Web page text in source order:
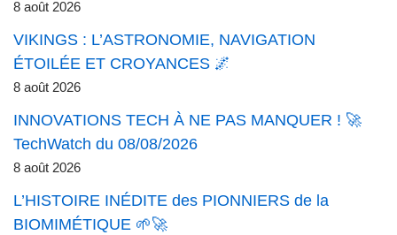
8 août 2026
VIKINGS : L’ASTRONOMIE, NAVIGATION
ÉTOILÉE ET CROYANCES 🌌
8 août 2026
INNOVATIONS TECH À NE PAS MANQUER ! 🚀
TechWatch du 08/08/2026
8 août 2026
L’HISTOIRE INÉDITE des PIONNIERS de la
BIOMIMÉTIQUE 🌱🚀